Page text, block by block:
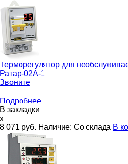
Терморегулятор для
Ратар-02А-1
Звоните
Подробнее
В закладки
x
8 071 руб. Наличие: Со склада В